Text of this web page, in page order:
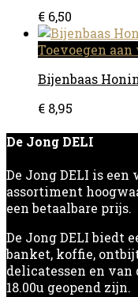
€ 6,50
Toevoegen
Bijenbaas
€ 8,95
De Jong DELI
De Jong DELI is
assortiment
een betaalbare prijs.
De Jong DELI biedt
banket, koffie,
delicatessen en van
18.00u geopend zijn.